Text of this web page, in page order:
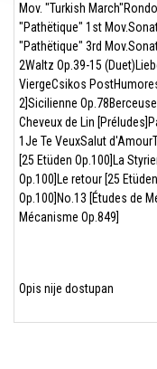
Mov. "Turkish
"Pathëtique" 1st
"Pathëtique" 3rd
2Waltz Op.39-15
ViergeCsikos
2]Sicilienne
Cheveux de Lin
1Je Te VeuxSalut
[25 Etüden Op.100]La
Op.100]Le retour [25
Op.100]No.13 [Études de
Mécanisme Op.849]
Opis nije dostupan